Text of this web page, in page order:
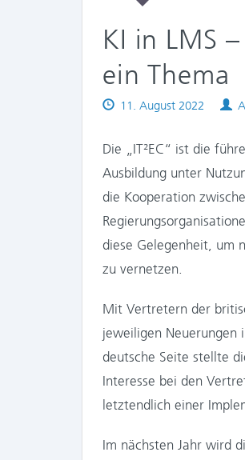
KI in LMS
ein Thema
Published
11. August 2022
Die „IT²EC“ ist die
Ausbildung unter
die Kooperation
diese Gelegenheit, um
zu vernetzen.
Mit Vertretern der
jeweiligen Neuerungen
deutsche Seite stellte
Interesse bei den
letztendlich einer
Im nächsten Jahr wird